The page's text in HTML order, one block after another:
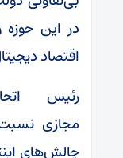
در این
اقتصاد
رئیس
مجازی
چالش‌های